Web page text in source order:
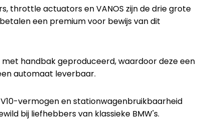
throttle actuators en VANOS zijn de drie grote
een premium voor bewijs van dit
handbak geproduceerd, waardoor deze een
automaat leverbaar.
vermogen en stationwagenbruikbaarheid
bij liefhebbers van klassieke BMW's.